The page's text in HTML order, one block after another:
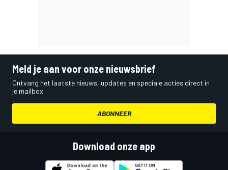
Meld je aan voor onze nieuwsbrief
Ontvang het laatste nieuws, updates en speciale acties direct in
je mailbox.
ABONNEER
Download onze app